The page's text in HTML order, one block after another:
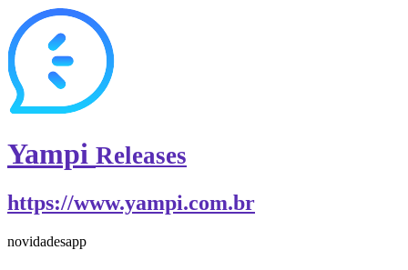
Yampi Releases
https://www.yampi.com.br
novidadesapp